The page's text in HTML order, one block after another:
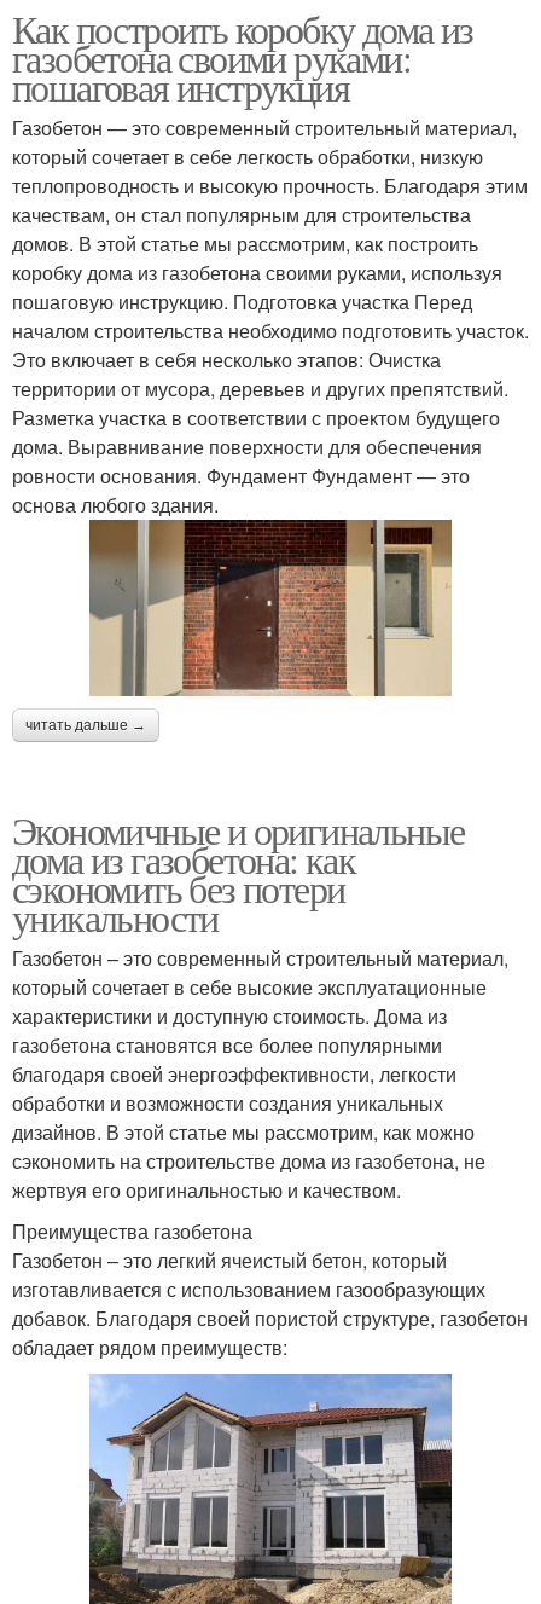
Как построить коробку дома из
газобетона своими руками:
пошаговая инструкция
Газобетон — это современный строительный материал,
который сочетает в себе легкость обработки, низкую
теплопроводность и высокую прочность. Благодаря этим
качествам, он стал популярным для строительства
домов. В этой статье мы рассмотрим, как построить
коробку дома из газобетона своими руками, используя
пошаговую инструкцию. Подготовка участка Перед
началом строительства необходимо подготовить участок.
Это включает в себя несколько этапов: Очистка
территории от мусора, деревьев и других препятствий.
Разметка участка в соответствии с проектом будущего
дома. Выравнивание поверхности для обеспечения
ровности основания. Фундамент Фундамент — это
основа любого здания.
читать дальше →
Экономичные и оригинальные
дома из газобетона: как
сэкономить без потери
уникальности
Газобетон – это современный строительный материал,
который сочетает в себе высокие эксплуатационные
характеристики и доступную стоимость. Дома из
газобетона становятся все более популярными
благодаря своей энергоэффективности, легкости
обработки и возможности создания уникальных
дизайнов. В этой статье мы рассмотрим, как можно
сэкономить на строительстве дома из газобетона, не
жертвуя его оригинальностью и качеством.
Преимущества газобетона
Газобетон – это легкий ячеистый бетон, который
изготавливается с использованием газообразующих
добавок. Благодаря своей пористой структуре, газобетон
обладает рядом преимуществ: